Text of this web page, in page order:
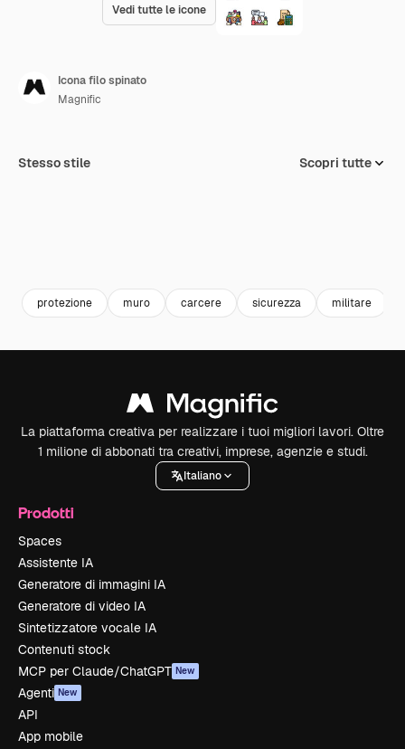
Vedi tutte le icone
Icona filo spinato
Magnific
Stesso stile Scopri tutte
protezione muro carcere sicurezza militare
La piattaforma creativa per realizzare i tuoi migliori lavori. Oltre
1 milione di abbonati tra creativi, imprese, agenzie e studi.
Italiano
Prodotti
Spaces
Assistente IA
Generatore di immagini IA
Generatore di video IA
Sintetizzatore vocale IA
Contenuti stock
MCP per Claude/ChatGPT New
Agenti New
API
App mobile